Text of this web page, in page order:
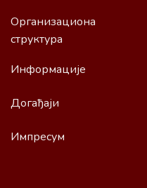
Организациона
структура
Информације
Догађаји
Импресум